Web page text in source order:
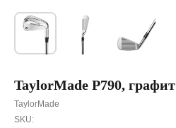
TaylorMade P790, графит
TaylorMade
SKU: